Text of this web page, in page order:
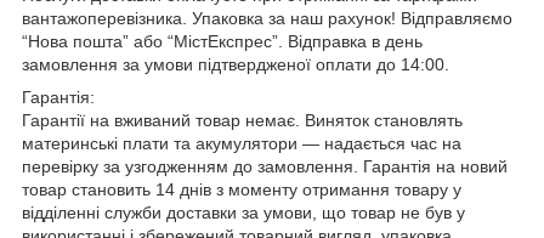
вантажоперевізника. Упаковка за наш рахунок! Відправляємо
“Нова пошта” або “МістЕкспрес”. Відправка в день
замовлення за умови підтвердженої оплати до 14:00.
Гарантія:
Гарантії на вживаний товар немає. Виняток становлять
материнські плати та акумулятори — надається час на
перевірку за узгодженням до замовлення. Гарантія на новий
товар становить 14 днів з моменту отримання товару у
відділенні служби доставки за умови, що товар не був у